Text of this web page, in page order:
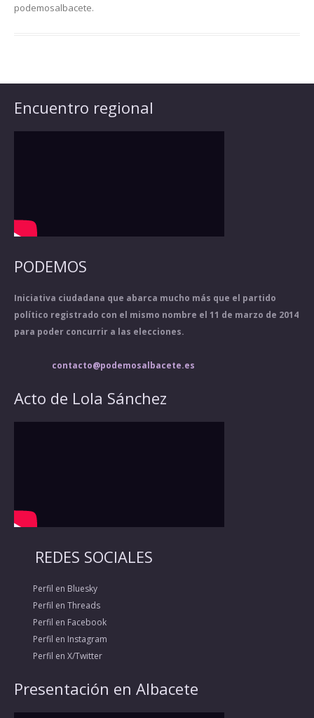
podemosalbacete.
Encuentro regional
PODEMOS
Iniciativa ciudadana que abarca mucho más que el partido
político registrado con el mismo nombre el 11 de marzo de 2014
para poder concurrir a las elecciones.
contacto@podemosalbacete.es
Acto de Lola Sánchez
REDES SOCIALES
Perfil en Bluesky
Perfil en Threads
Perfil en Facebook
Perfil en Instagram
Perfil en X/Twitter
Presentación en Albacete